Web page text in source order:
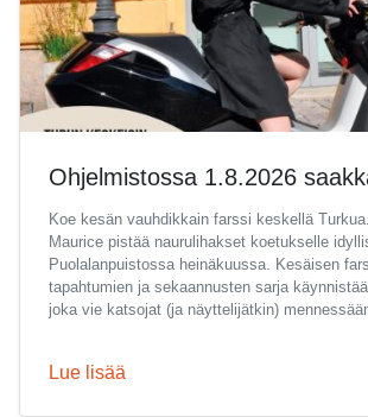
Ohjelmistossa 1.8.2026
Koe kesän vauhdikkain farssi keskellä
Maurice pistää naurulihakset koetukselle
Puolalanpuistossa heinäkuussa. Kesäisen
tapahtumien ja sekaannusten sarja
joka vie katsojat (ja näyttelijätkin)
Lue lisää